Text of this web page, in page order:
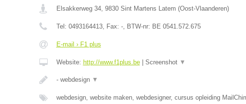
Elsakkerweg 34, 9830 Sint Martens Latem (Oost-Vlaanderen)
Tel: 0493164413, Fax: -, BTW-nr: BE 0541.572.675
E-mail › F1 plus
Website: http://www.f1plus.be| Screenshot ▼
- webdesign ▼
webdesign, website maken, webdesigner, cursus opleiding